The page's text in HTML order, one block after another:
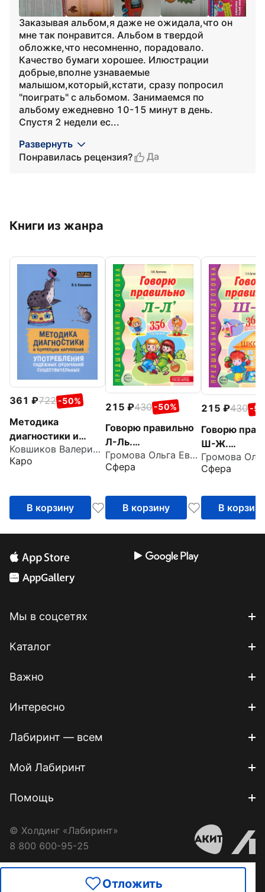
Отложить
Заказывая альбом,я даже не ожидала,что он
мне так понравится. Альбом в твердой
обложке,что несомненно, порадовало.
Качество бумаги хорошее. Илюстрации
добрые,вполне узнаваемые
малышом,который,кстати, сразу попросил
"поиграть" с альбомом. Занимаемся по
альбому ежедневно 10-15 минут в день.
Спустя 2 недели ес...
Развернуть
Понравилась рецензия?
Да
Книги из жанра
361 722 -50%
Методика
диагностики и
коррекции
нарушений
окончаний
существительных
Ковшиков Валерий Анатольевич
Каро
В корзину
215 430 -50%
Говорю правильно
Л-Ль.
Дидактический
материал для
Громова Ольга Евгеньевна
Сфера
В корзину
215 430 -
Говорю
Ш-Ж.
материал
Сфера
В корзину
Мы в соцсетях
Каталог
Важно
Интересно
Лабиринт — всем
Мой Лабиринт
Помощь
© Холдинг «Лабиринт»
8 800 600-95-25